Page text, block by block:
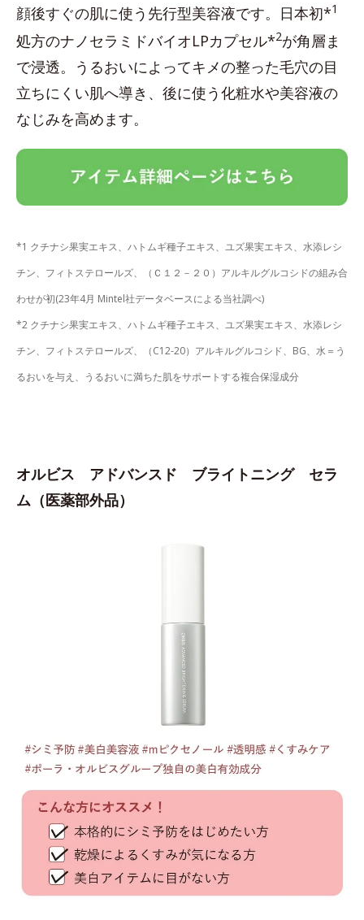
顔後すぐの肌に使う先行型美容液です。日本初*1
処方のナノセラミドバイオLPカプセル*2が角層ま
で浸透。うるおいによってキメの整った毛穴の目
立ちにくい肌へ導き、後に使う化粧水や美容液の
なじみを高めます。
*1 クチナシ果実エキス、ハトムギ種子エキス、ユズ果実エキス、水添レシ
チン、フィトステロールズ、（Ｃ１２－２０）アルキルグルコシドの組み合
わせが初(23年4月 Mintel社データベースによる当社調べ)
*2 クチナシ果実エキス、ハトムギ種子エキス、ユズ果実エキス、水添レシ
チン、フィトステロールズ、（C12-20）アルキルグルコシド、BG、水＝う
るおいを与え、うるおいに満ちた肌をサポートする複合保湿成分
オルビス アドバンスド ブライトニング セラ
ム（医薬部外品）